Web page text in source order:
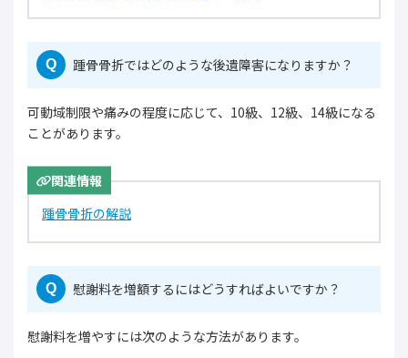
Q 踵骨骨折ではどのような後遺障害になりますか？
可動域制限や痛みの程度に応じて、10級、12級、14級になる
ことがあります。
関連情報
踵骨骨折の解説
Q 慰謝料を増額するにはどうすればよいですか？
慰謝料を増やすには次のような方法があります。